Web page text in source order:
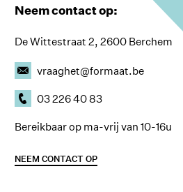
Neem contact op:
De Wittestraat 2, 2600 Berchem
vraaghet@formaat.be
03 226 40 83
Bereikbaar op ma-vrij van 10-16u
NEEM CONTACT OP